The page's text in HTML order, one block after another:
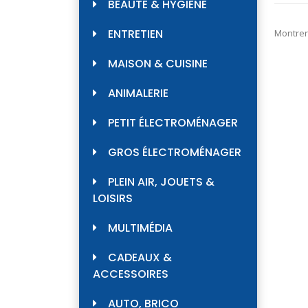
BEAUTÉ & HYGIÈNE
ENTRETIEN
MAISON & CUISINE
ANIMALERIE
PETIT ÉLECTROMÉNAGER
GROS ÉLECTROMÉNAGER
PLEIN AIR, JOUETS &
LOISIRS
MULTIMÉDIA
CADEAUX &
ACCESSOIRES
AUTO, BRICO